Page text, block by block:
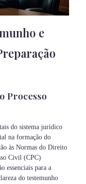
e
Processo
do sistema jurídico
na formação do
às Normas do Direito
Civil (CPC)
essenciais para a
do testemunho